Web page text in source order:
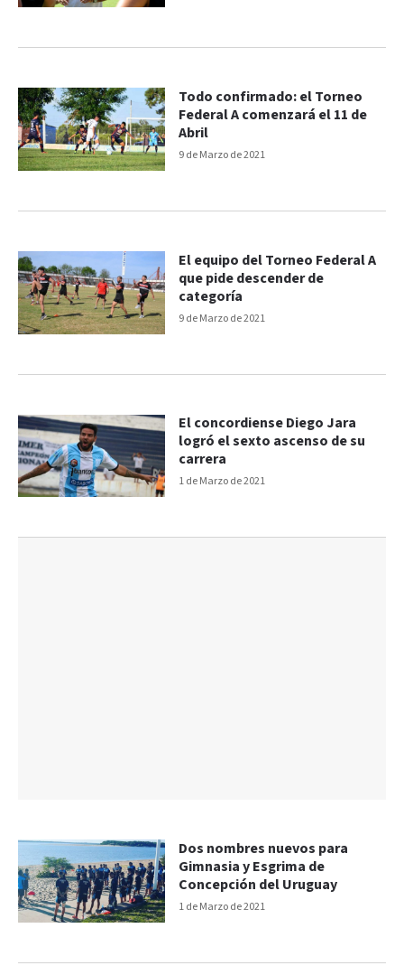
9 de Marzo de 2021
Todo confirmado: el Torneo
Federal A comenzará el 11 de
Abril
9 de Marzo de 2021
El equipo del Torneo Federal A
que pide descender de
categoría
1 de Marzo de 2021
El concordiense Diego Jara
logró el sexto ascenso de su
carrera
1 de Marzo de 2021
Dos nombres nuevos para
Gimnasia y Esgrima de
Concepción del Uruguay